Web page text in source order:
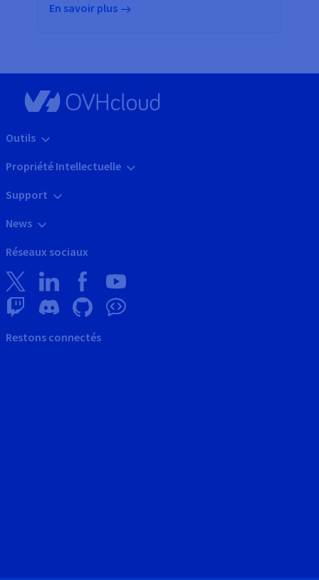
En savoir plus
Outils
Propriété Intellectuelle
Support
News
Réseaux sociaux
Restons connectés